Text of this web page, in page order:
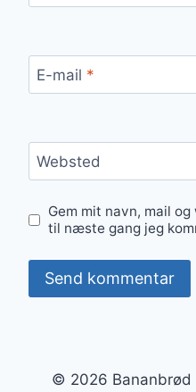
E-mail *
Websted
Gem mit navn, mail
til næste gang jeg
© 2026 Bananbrød